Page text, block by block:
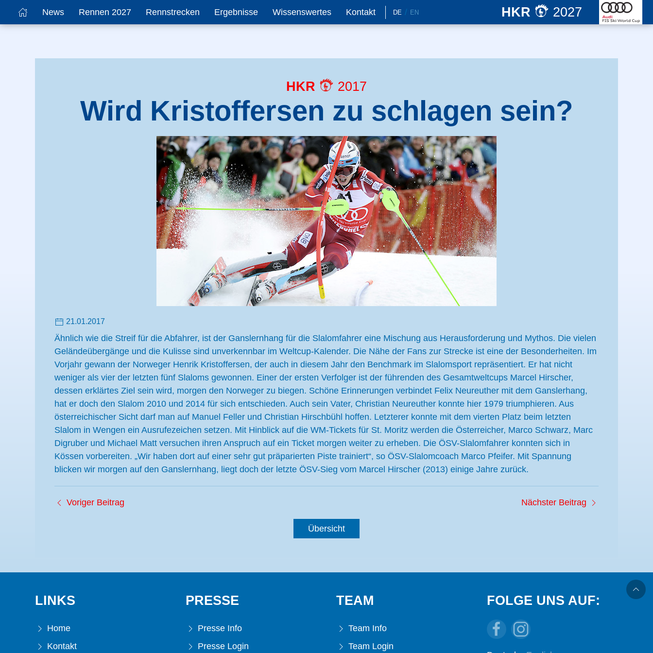
News Rennen 2027 Rennstrecken Ergebnisse Wissenswertes Kontakt DE EN HKR 2027
HKR 2017
Wird Kristoffersen zu schlagen sein?
21.01.2017
Ähnlich wie die Streif für die Abfahrer, ist der Ganslernhang für die Slalomfahrer eine Mischung aus Herausforderung und Mythos. Die vielen
Geländeübergänge und die Kulisse sind unverkennbar im Weltcup-Kalender. Die Nähe der Fans zur Strecke ist eine der Besonderheiten. Im
Vorjahr gewann der Norweger Henrik Kristoffersen, der auch in diesem Jahr den Benchmark im Slalomsport repräsentiert. Er hat nicht
weniger als vier der letzten fünf Slaloms gewonnen. Einer der ersten Verfolger ist der führenden des Gesamtweltcups Marcel Hirscher,
dessen erklärtes Ziel sein wird, morgen den Norweger zu biegen. Schöne Erinnerungen verbindet Felix Neureuther mit dem Ganslerhang,
hat er doch den Slalom 2010 und 2014 für sich entschieden. Auch sein Vater, Christian Neureuther konnte hier 1979 triumphieren. Aus
österreichischer Sicht darf man auf Manuel Feller und Christian Hirschbühl hoffen. Letzterer konnte mit dem vierten Platz beim letzten
Slalom in Wengen ein Ausrufezeichen setzen. Mit Hinblick auf die WM-Tickets für St. Moritz werden die Österreicher, Marco Schwarz, Marc
Digruber und Michael Matt versuchen ihren Anspruch auf ein Ticket morgen weiter zu erheben. Die ÖSV-Slalomfahrer konnten sich in
Kössen vorbereiten. „Wir haben dort auf einer sehr gut präparierten Piste trainiert“, so ÖSV-Slalomcoach Marco Pfeifer. Mit Spannung
blicken wir morgen auf den Ganslernhang, liegt doch der letzte ÖSV-Sieg vom Marcel Hirscher (2013) einige Jahre zurück.
Voriger Beitrag Nächster Beitrag
Übersicht
LINKS
Home
Kontakt
PRESSE
Presse Info
Presse Login
TEAM
Team Info
Team Login
FOLGE UNS AUF: